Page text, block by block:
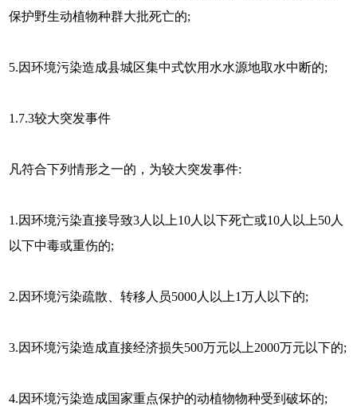
保护野生动植物种群大批死亡的;
5.因环境污染造成县城区集中式饮用水水源地取水中断的;
1.7.3较大突发事件
凡符合下列情形之一的，为较大突发事件:
1.因环境污染直接导致3人以上10人以下死亡或10人以上50人
以下中毒或重伤的;
2.因环境污染疏散、转移人员5000人以上1万人以下的;
3.因环境污染造成直接经济损失500万元以上2000万元以下的;
4.因环境污染造成国家重点保护的动植物物种受到破坏的;